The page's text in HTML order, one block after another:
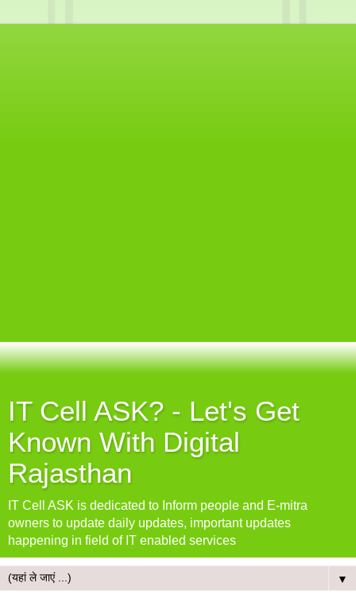
IT Cell ASK? - Let's Get
Known With Digital
Rajasthan
IT Cell ASK is dedicated to Inform people and E-mitra
owners to update daily updates, important updates
happening in field of IT enabled services
▼